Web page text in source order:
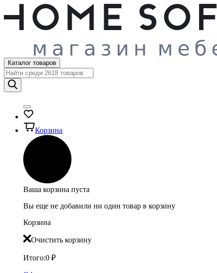
Каталог товаров
Корзина
Ваша корзина пуста
Вы еще не добавили ни один товар в корзину
Корзина
Очистить корзину
Итого:0 ₽